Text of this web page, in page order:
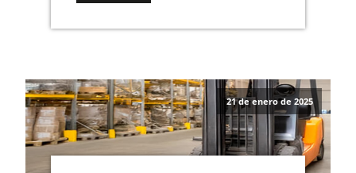
21 de enero de 2025